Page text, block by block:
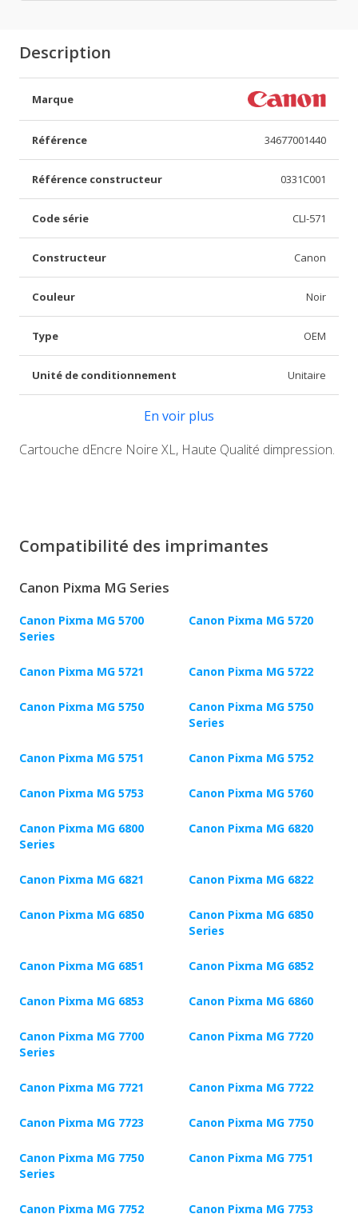
Description
Marque
Référence 34677001440
Référence constructeur 0331C001
Code série CLI-571
Constructeur Canon
Couleur Noir
Type OEM
Unité de conditionnement Unitaire
En voir plus
Cartouche dEncre Noire XL, Haute Qualité dimpression.
Compatibilité des imprimantes
Canon Pixma MG Series
Canon Pixma MG 5700
Series
Canon Pixma MG 5720
Canon Pixma MG 5721 Canon Pixma MG 5722
Canon Pixma MG 5750
Canon Pixma MG 5750
Series
Canon Pixma MG 5751 Canon Pixma MG 5752
Canon Pixma MG 5753 Canon Pixma MG 5760
Canon Pixma MG 6800
Series
Canon Pixma MG 6820
Canon Pixma MG 6821 Canon Pixma MG 6822
Canon Pixma MG 6850
Canon Pixma MG 6850
Series
Canon Pixma MG 6851 Canon Pixma MG 6852
Canon Pixma MG 6853 Canon Pixma MG 6860
Canon Pixma MG 7700
Series
Canon Pixma MG 7720
Canon Pixma MG 7721 Canon Pixma MG 7722
Canon Pixma MG 7723 Canon Pixma MG 7750
Canon Pixma MG 7750
Series
Canon Pixma MG 7751
Canon Pixma MG 7752 Canon Pixma MG 7753